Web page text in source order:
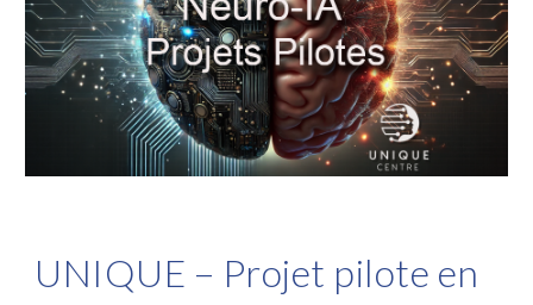
UNIQUE – Projet pilote en